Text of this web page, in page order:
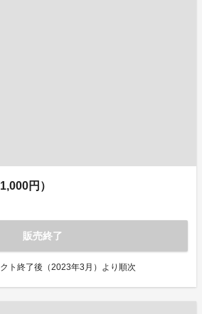
円）
販売終了
ト終了後（2023年3月）より順次